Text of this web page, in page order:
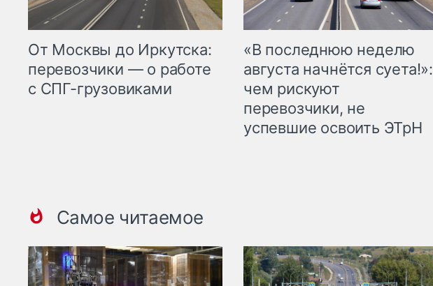
От Москвы до Иркутска:
перевозчики — о работе
с СПГ-грузовиками
«В последнюю неделю
августа начнётся суета!»:
чем рискуют
перевозчики, не
успевшие освоить ЭТрН
Самое читаемое